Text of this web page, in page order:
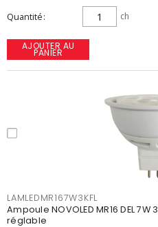
Quantité ch
AJOUTER AU
PANIER
LAMLEDMR167W3KFL
Ampoule NOVOLED MR16 DEL
réglable